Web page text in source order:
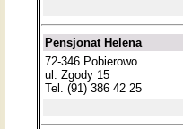
Pensjonat Helena
72-346 Pobierowo
ul. Zgody 15
Tel. (91) 386 42 25